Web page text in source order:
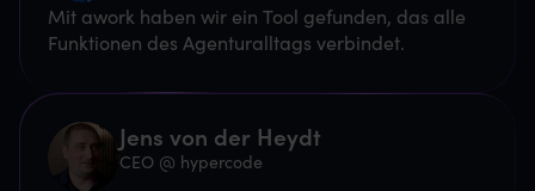
Mit awork haben wir ein Tool gefunden, das alle
Funktionen des Agenturalltags verbindet.
Jens von der Heydt
CEO @ hypercode